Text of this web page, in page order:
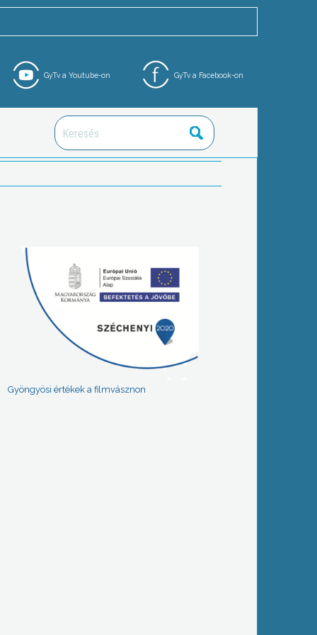
GyTv a Facebook-on
GyTv a Youtube-on
Gyöngyösi értékek a filmvásznon